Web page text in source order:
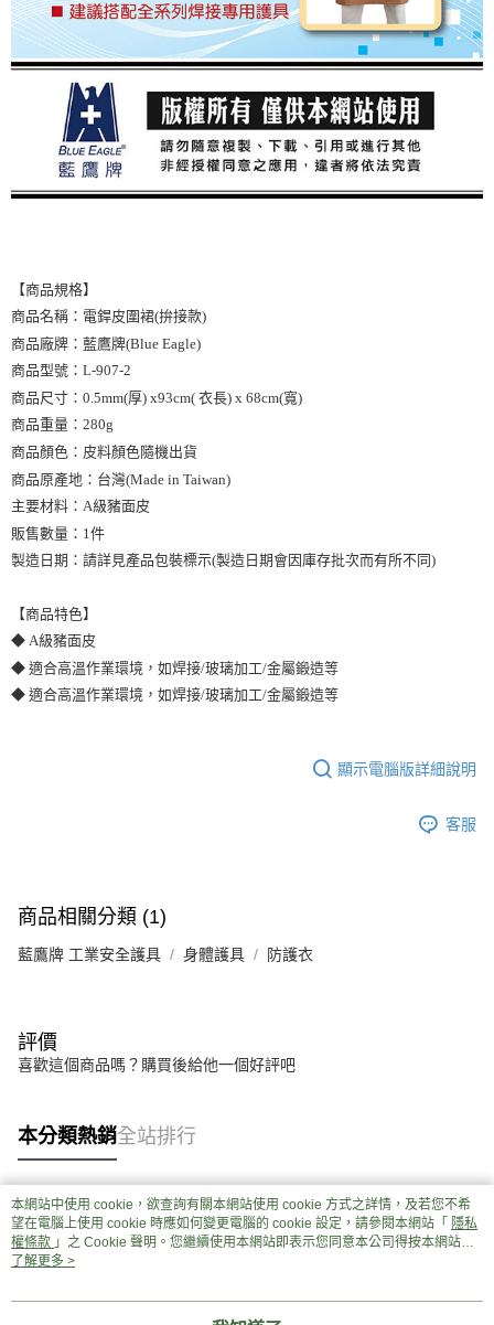
【商品規格】
商品名稱：電銲皮圍裙(拚接款)
商品廠牌：藍鷹牌(Blue Eagle)
商品型號：L-907-2
商品尺寸：0.5mm(厚) x93cm( 衣長) x 68cm(寬)
商品重量：280g
商品顏色：皮料顏色隨機出貨
商品原產地：台灣(Made in Taiwan)
主要材料：A級豬面皮
販售數量：1件
製造日期：請詳見產品包裝標示(製造日期會因庫存批次而有所不同)
【商品特色】
◆ A級豬面皮
◆ 適合高溫作業環境，如焊接/玻璃加工/金屬鍛造等
◆ 適合高溫作業環境，如焊接/玻璃加工/金屬鍛造等
顯示電腦版詳細說明
客服
商品相關分類 (1)
藍鷹牌 工業安全護具 身體護具 防護衣
評價
喜歡這個商品嗎？購買後給他一個好評吧
本分類熱銷全站排行
熱門標籤
本網站中使用 cookie，欲查詢有關本網站使用 cookie 方式之詳情，及若您不希
望在電腦上使用 cookie 時應如何變更電腦的 cookie 設定，請參閱本網站「 隱私
權條款 」之 Cookie 聲明。您繼續使用本網站即表示您同意本公司得按本網站使
用條款之 Cookie 聲明使用 cookie。
了解更多 >